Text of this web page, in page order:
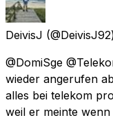
DeivisJ
@DomiSge
wieder angerufen
alles bei telekom
weil er meinte